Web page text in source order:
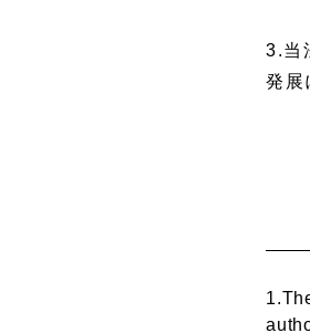
3.当
発展